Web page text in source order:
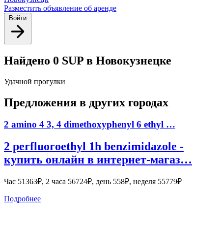
Разместить объявление об аренде
Войти
Найдено 0 SUP в Новокузнецке
Удачной прогулки
Предложения в других городах
2 amino 4 3, 4 dimethoxyphenyl 6 ethyl …
2 perfluoroethyl 1h benzimidazole -
купить онлайн в интернет-магаз…
Час 51363₽, 2 часа 56724₽, день 558₽, неделя 55779₽
Подробнее